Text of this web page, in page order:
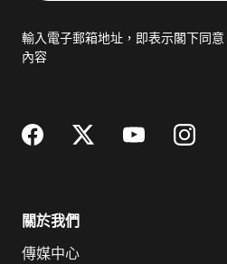
郵
輸入電子郵箱地址，即表示閣下同意
內容
關於我們
傳媒中心